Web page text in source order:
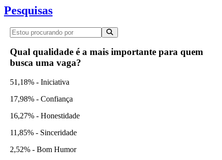
Pesquisas
Qual qualidade é a mais importante para quem
busca uma vaga?
51,18% - Iniciativa
17,98% - Confiança
16,27% - Honestidade
11,85% - Sinceridade
2,52% - Bom Humor